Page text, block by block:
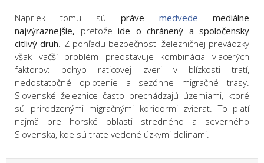
Napriek tomu sú práve medvede mediálne
najvýraznejšie, pretože ide o chránený a spoločensky
citlivý druh. Z pohľadu bezpečnosti železničnej prevádzky
však väčší problém predstavuje kombinácia viacerých
faktorov: pohyb raticovej zveri v blízkosti tratí,
nedostatočné oplotenie a sezónne migračné trasy.
Slovenské železnice často prechádzajú územiami, ktoré
sú prirodzenými migračnými koridormi zvierat. To platí
najmä pre horské oblasti stredného a severného
Slovenska, kde sú trate vedené úzkymi dolinami.